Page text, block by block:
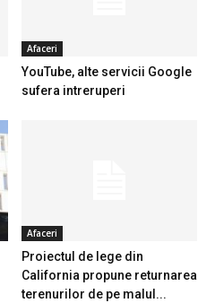
Afaceri
YouTube, alte servicii Google
sufera intreruperi
Afaceri
Proiectul de lege din
California propune returnarea
terenurilor de pe malul...